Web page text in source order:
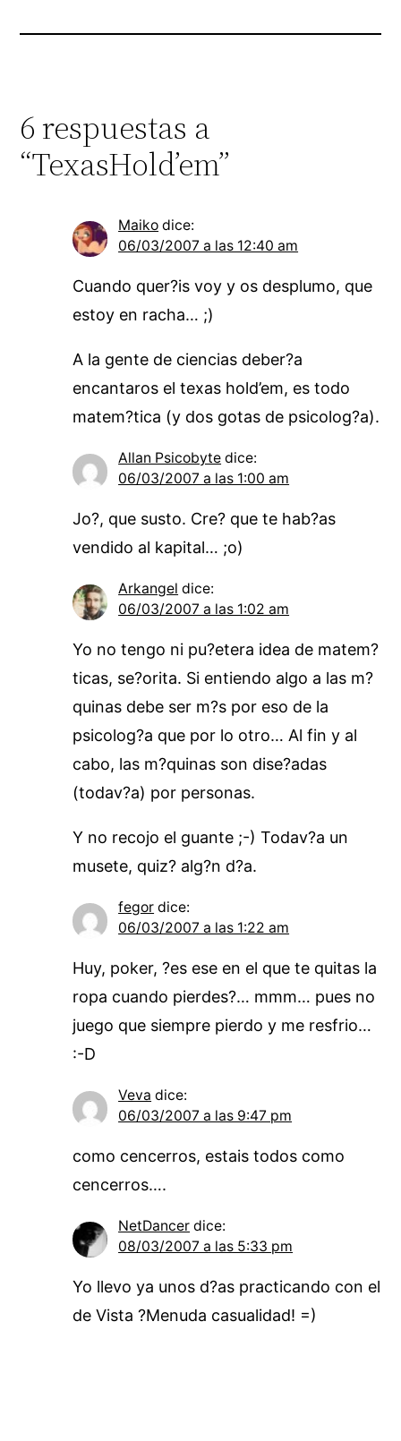
6 respuestas a
“TexasHold’em”
Maiko dice:
06/03/2007 a las 12:40 am
Cuando quer?is voy y os desplumo, que
estoy en racha… ;)
A la gente de ciencias deber?a
encantaros el texas hold’em, es todo
matem?tica (y dos gotas de psicolog?a).
Allan Psicobyte dice:
06/03/2007 a las 1:00 am
Jo?, que susto. Cre? que te hab?as
vendido al kapital… ;o)
Arkangel dice:
06/03/2007 a las 1:02 am
Yo no tengo ni pu?etera idea de matem?
ticas, se?orita. Si entiendo algo a las m?
quinas debe ser m?s por eso de la
psicolog?a que por lo otro… Al fin y al
cabo, las m?quinas son dise?adas
(todav?a) por personas.
Y no recojo el guante ;-) Todav?a un
musete, quiz? alg?n d?a.
fegor dice:
06/03/2007 a las 1:22 am
Huy, poker, ?es ese en el que te quitas la
ropa cuando pierdes?… mmm… pues no
juego que siempre pierdo y me resfrio…
:-D
Veva dice:
06/03/2007 a las 9:47 pm
como cencerros, estais todos como
cencerros….
NetDancer dice:
08/03/2007 a las 5:33 pm
Yo llevo ya unos d?as practicando con el
de Vista ?Menuda casualidad! =)